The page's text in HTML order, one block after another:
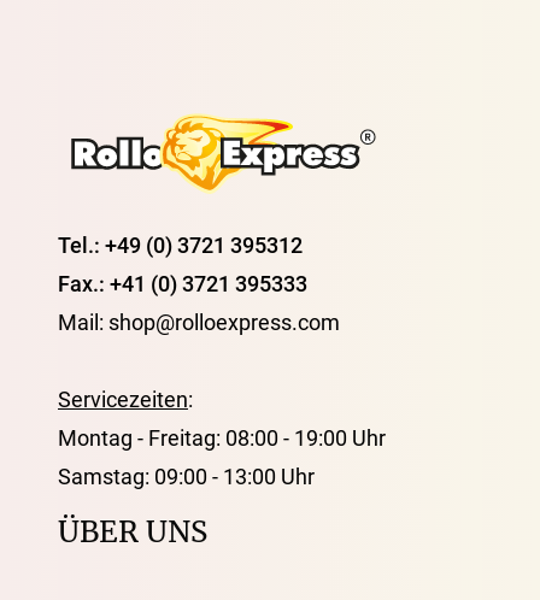
Tel.: +49 (0) 3721 395312
Fax.: +41 (0) 3721 395333
Mail: shop@rolloexpress.com
Servicezeiten:
Montag - Freitag: 08:00 - 19:00 Uhr
Samstag: 09:00 - 13:00 Uhr
ÜBER UNS